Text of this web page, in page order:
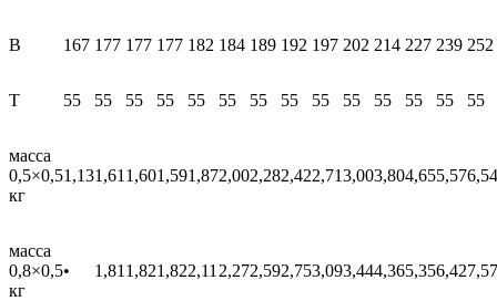
В 167 177 177 177 182 184 189 192 197 202 214 227 239 252
T 55 55 55 55 55 55 55 55 55 55 55 55 55 55
масса
0,5×0,5
кг
1,131,61 1,601,591,872,002,282,422,713,003,804,655,576,54
масса
0,8×0,5
кг
• 1,81 1,821,822,11 2,272,592,753,093,444,365,356,427,57